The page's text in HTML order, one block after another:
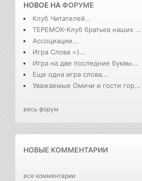
НОВОЕ НАФОРУМЕ
Клуб Читателей...
ТЕРЕМОК-Клуб братьев наших ...
Ассоциации...
Игра Слова =)...
Игра на две последние буквы...
Еще одна игра слова...
Уважаемые Омичи и гости гор...
весь форум
НОВЫЕ КОММЕНТАРИИ
все комментарии